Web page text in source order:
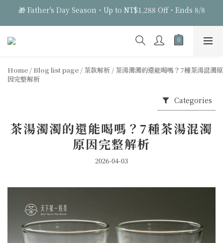
🎁 Father's Day Season・Up to NT$1,288 Off・Ends 8/8
00
:
0 5
4
0
:
5
4
0
9
8
4
:
0 8
7
6
5
3
🎁 Father's Day Season・Up to NT$1,288 Off・Ends 8/8
Home / Blog list page /茶款解析 /茶湯濁濁的還能喝嗎？7種茶湯混濁原
因完整解析
Categories
茶湯濁濁的還能喝嗎？7種茶湯混濁
原因完整解析
2026-04-03